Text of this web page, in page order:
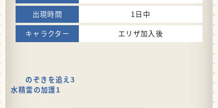
1日中
エリザ加入後
のぞきを追え3
水精霊の加護1